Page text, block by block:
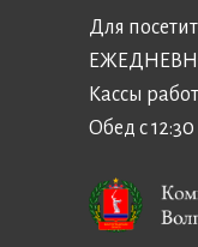
Для
ЕЖЕДНЕВНО
Кассы
Обед с 12:30